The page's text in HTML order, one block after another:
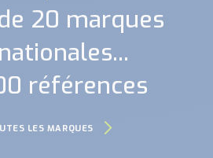
20 marques
références
LES MARQUES